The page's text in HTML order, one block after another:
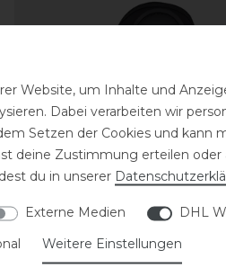
Website, um Inhalte und
Dabei verarbeiten wir
Setzen der Cookies und kann
deine Zustimmung erteilen oder
du in unserer
Externe Medien
DHL
Weitere Einstellungen